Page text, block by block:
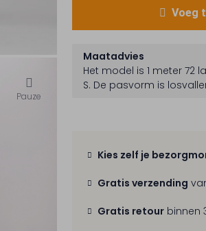
Pauze
Voeg
Maatadvies
Het model is 1 meter 72
S. De pasvorm is
Kies zelf je
Gratis verzending
Gratis retour binnen